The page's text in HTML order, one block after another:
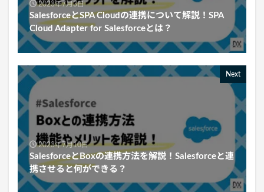
2023年7月3日
SalesforceとSPA Cloudの連携について解説！SPA
Cloud Adapter for Salesforceとは？
Next
2023年7月10日
SalesforceとBoxの連携方法を解説！Salesforceと連
携させると何ができる？